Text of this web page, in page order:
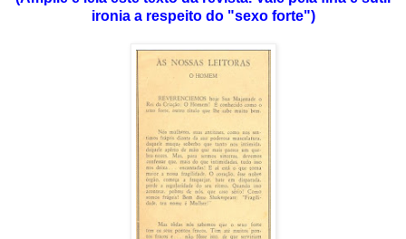
ironia a respeito do "sexo forte")